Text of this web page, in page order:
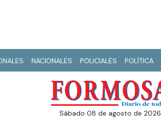
NACIONALES POLICIALES POLÍTICA
sábado 08 de agosto de 2026